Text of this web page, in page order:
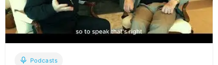
CHANGE
EVERYTHING?
Podcasts